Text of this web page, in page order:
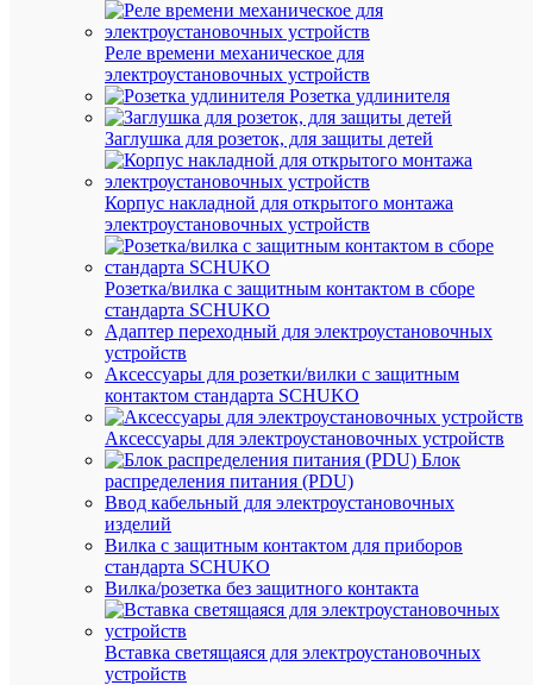
Реле времени механическое для
электроустановочных устройств
Розетка удлинителя
Заглушка для розеток, для защиты детей
Корпус накладной для открытого монтажа
электроустановочных устройств
Розетка/вилка с защитным контактом в сборе
стандарта SCHUKO
Адаптер переходный для электроустановочных
устройств
Аксессуары для розетки/вилки с защитным
контактом стандарта SCHUKO
Аксессуары для электроустановочных устройств
Блок
распределения питания (PDU)
Ввод кабельный для электроустановочных
изделий
Вилка с защитным контактом для приборов
стандарта SCHUKO
Вилка/розетка без защитного контакта
Вставка светящаяся для электроустановочных
устройств
1
мм